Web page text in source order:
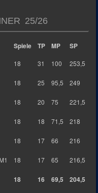
25/26
Spiele TP MP SP
18 31 100 253,5
18 25 95,5 249
18 20 75 221,5
18 18 71,5 218
18 17 66 216
18 17 65 216,5
18 16 69,5 204,5